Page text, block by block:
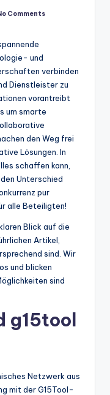
Comments
und
verbinden
Dienstleister zu
vorantreibt
um smarte
den Weg frei
Lösungen. In
schaffen kann,
Unterschied
pur
alle Beteiligten!
Blick auf die
Artikel,
sind. Wir
und blicken
sind
g15tool
Netzwerk aus
mit der G15Tool-